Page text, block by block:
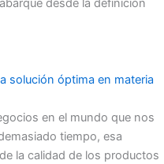
desde la definición
solución óptima en materia
en el mundo que nos
tiempo, esa
la calidad de los productos